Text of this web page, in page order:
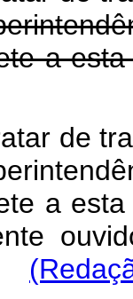
a
de
a